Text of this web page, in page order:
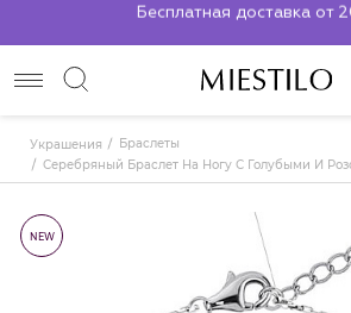
По всей России до ПВЗ
Украшения
Браслеты
Серебряный Браслет На Ногу С Голубыми И
NEW